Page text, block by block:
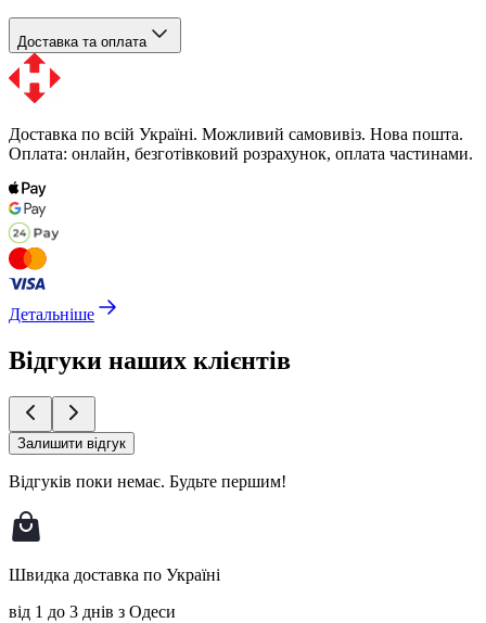
Доставка та оплата
Доставка по всій Україні. Можливий самовивіз. Нова пошта.
Оплата: онлайн, безготівковий розрахунок, оплата частинами.
Детальніше
Відгуки наших клієнтів
Залишити відгук
Відгуків поки немає. Будьте першим!
Швидка доставка по Україні
від 1 до 3 днів з Одеси